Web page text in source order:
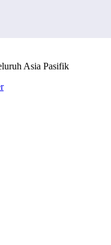
Asia Pasifik